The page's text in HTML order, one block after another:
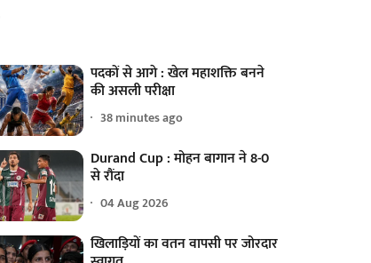
पदकों से आगे : खेल महाशक्ति बनने
की असली परीक्षा
38 minutes ago
Durand Cup : मोहन बागान ने 8-0
से रौंदा
04 Aug 2026
खिलाड़ियों का वतन वापसी पर जोरदार